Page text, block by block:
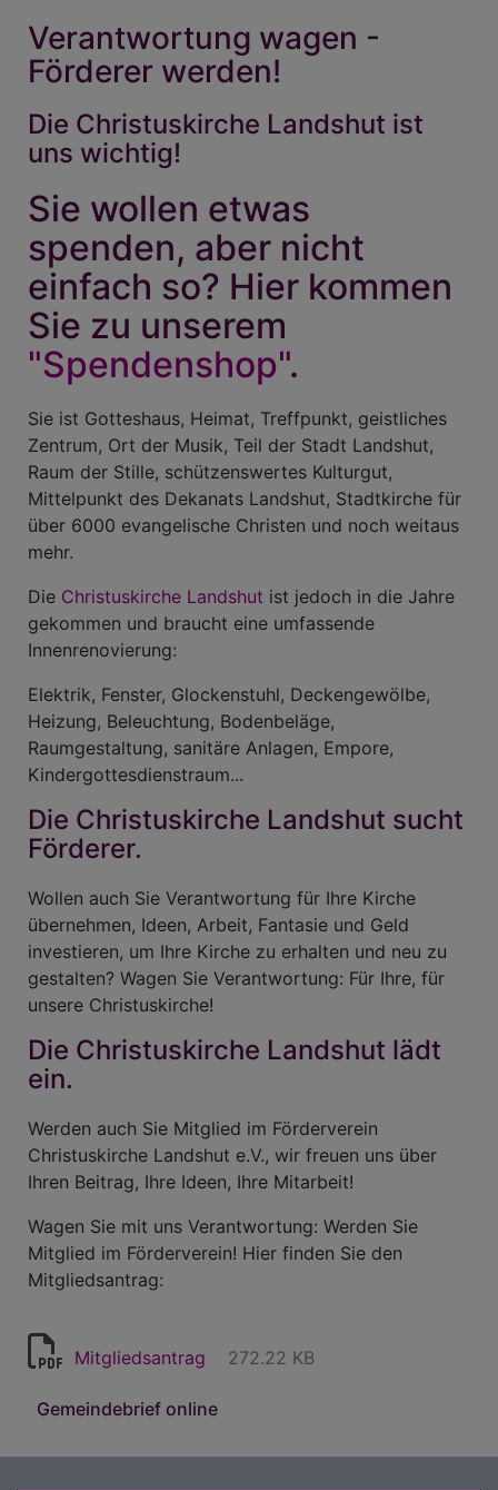
Verantwortung wagen -
Förderer werden!
Die Christuskirche Landshut ist
uns wichtig!
Sie wollen etwas
spenden, aber nicht
einfach so? Hier kommen
Sie zu unserem
"Spendenshop".
Sie ist Gotteshaus, Heimat, Treffpunkt, geistliches
Zentrum, Ort der Musik, Teil der Stadt Landshut,
Raum der Stille, schützenswertes Kulturgut,
Mittelpunkt des Dekanats Landshut, Stadtkirche für
über 6000 evangelische Christen und noch weitaus
mehr.
Die Christuskirche Landshut ist jedoch in die Jahre
gekommen und braucht eine umfassende
Innenrenovierung:
Elektrik, Fenster, Glockenstuhl, Deckengewölbe,
Heizung, Beleuchtung, Bodenbeläge,
Raumgestaltung, sanitäre Anlagen, Empore,
Kindergottesdienstraum...
Die Christuskirche Landshut sucht
Förderer.
Wollen auch Sie Verantwortung für Ihre Kirche
übernehmen, Ideen, Arbeit, Fantasie und Geld
investieren, um Ihre Kirche zu erhalten und neu zu
gestalten? Wagen Sie Verantwortung: Für Ihre, für
unsere Christuskirche!
Die Christuskirche Landshut lädt
ein.
Werden auch Sie Mitglied im Förderverein
Christuskirche Landshut e.V., wir freuen uns über
Ihren Beitrag, Ihre Ideen, Ihre Mitarbeit!
Wagen Sie mit uns Verantwortung: Werden Sie
Mitglied im Förderverein! Hier finden Sie den
Mitgliedsantrag:
Mitgliedsantrag 272.22 KB
Gemeindebrief online